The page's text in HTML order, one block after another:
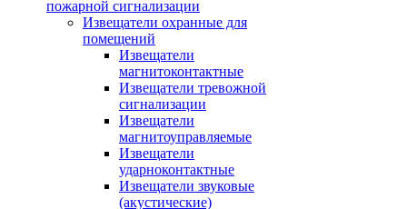
пожарной сигнализации
Извещатели охранные для
помещений
Извещатели
магнитоконтактные
Извещатели тревожной
сигнализации
Извещатели
магнитоуправляемые
Извещатели
ударноконтактные
Извещатели звуковые
(акустические)